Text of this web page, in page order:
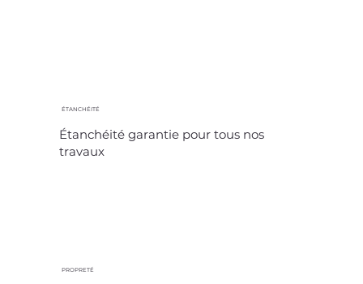
ÉTANCHÉITÉ
Étanchéité garantie pour tous nos
travaux
PROPRETÉ